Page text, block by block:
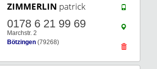
ZIMMERLIN patrick
0178 6 21 99 69
Marchstr. 2
Bötzingen (79268)